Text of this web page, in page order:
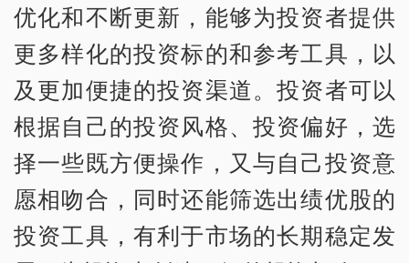
优化和不断更新，能够为投资者提供
更多样化的投资标的和参考工具，以
及更加便捷的投资渠道。投资者可以
根据自己的投资风格、投资偏好，选
择一些既方便操作，又与自己投资意
愿相吻合，同时还能筛选出绩优股的
投资工具，有利于市场的长期稳定发